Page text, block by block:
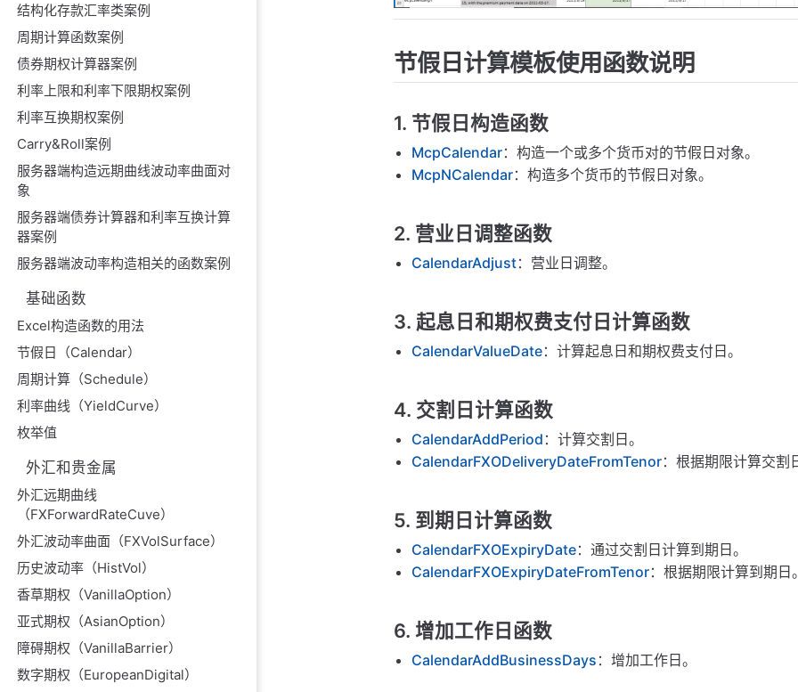
结构化存款汇率类案例
周期计算函数案例
债券期权计算器案例
利率上限和利率下限期权案例
利率互换期权案例
Carry&Roll案例
服务器端构造远期曲线波动率曲面对
象
服务器端债券计算器和利率互换计算
器案例
服务器端波动率构造相关的函数案例
基础函数
Excel构造函数的用法
节假日（Calendar）
周期计算（Schedule）
利率曲线（YieldCurve）
枚举值
外汇和贵金属
外汇远期曲线
（FXForwardRateCuve）
外汇波动率曲面（FXVolSurface）
历史波动率（HistVol）
香草期权（VanillaOption）
亚式期权（AsianOption）
障碍期权（VanillaBarrier）
数字期权（EuropeanDigital）
案例八：判断是否节假日
案例十一：计算年化天数
节假日计算模板使用函数说明
1. 节假日构造函数
McpCalendar：构造一个或多个货币对的节假日对象。
McpNCalendar：构造多个货币的节假日对象。
2. 营业日调整函数
CalendarAdjust：营业日调整。
3. 起息日和期权费支付日计算函数
CalendarValueDate：计算起息日和期权费支付日。
4. 交割日计算函数
CalendarAddPeriod ：计算交割日。
CalendarFXODeliveryDateFromTenor：根据期限计算交割
5. 到期日计算函数
CalendarFXOExpiryDate：通过交割日计算到期日。
CalendarFXOExpiryDateFromTenor：根据期限计算到期日
6. 增加工作日函数
CalendarAddBusinessDays ：增加工作日。